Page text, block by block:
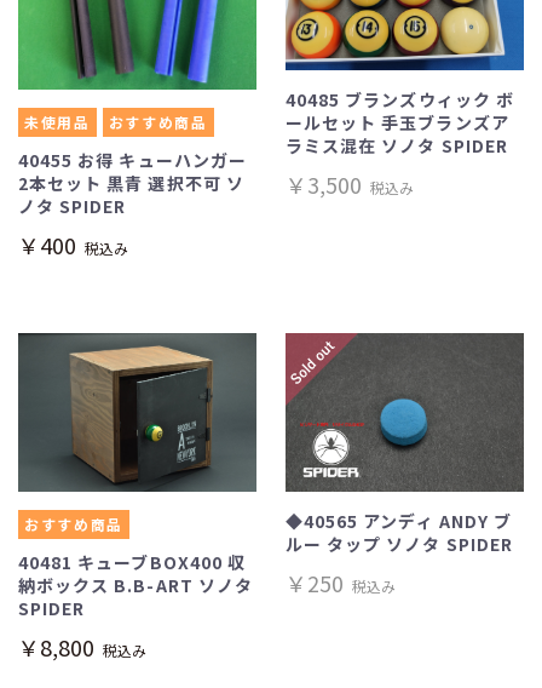
未使用品 おすすめ商品
40455 お得 キューハンガー
2本セット 黒青 選択不可 ソ
ノタ SPIDER
￥400 税込み
40485 ブランズウィック ボ
ールセット 手玉ブランズア
ラミス混在 ソノタ SPIDER
￥3,500 税込み
おすすめ商品
40481 キューブBOX400 収
納ボックス B.B-ART ソノタ
SPIDER
￥8,800 税込み
◆40565 アンディ ANDY ブ
ルー タップ ソノタ SPIDER
￥250 税込み